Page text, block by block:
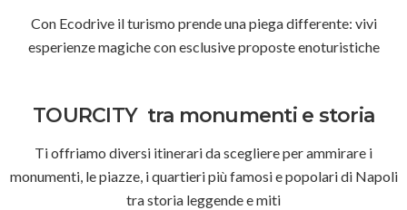
Con Ecodrive il turismo prende una piega differente: vivi
esperienze magiche con esclusive proposte enoturistiche
TOURCITY tra monumenti e storia
Ti offriamo diversi itinerari da scegliere per ammirare i
monumenti, le piazze, i quartieri più famosi e popolari di Napoli
tra storia leggende e miti